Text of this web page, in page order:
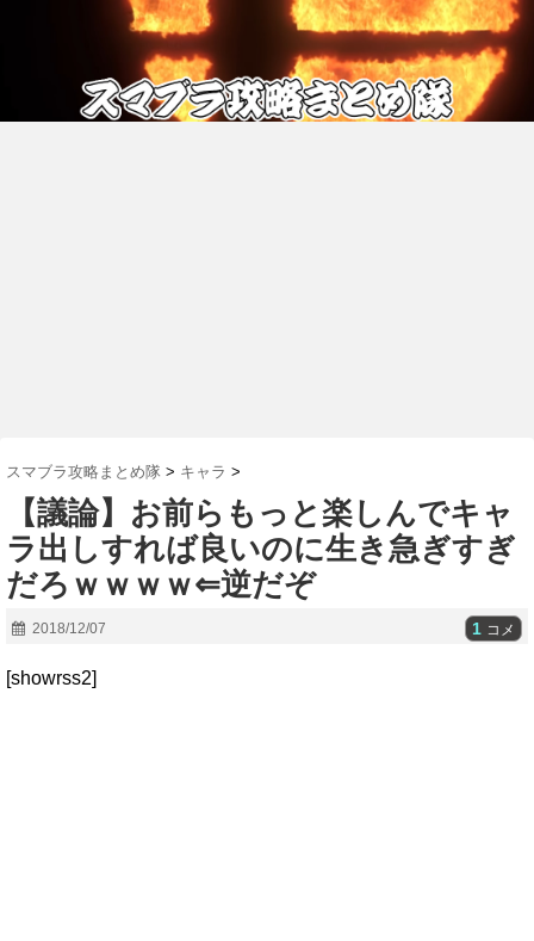
スマブラ攻略まとめ隊 > キャラ >
【議論】お前らもっと楽しんでキャ
ラ出しすれば良いのに生き急ぎすぎ
だろｗｗｗｗ⇐逆だぞ
2018/12/07 1 コメ
[showrss2]